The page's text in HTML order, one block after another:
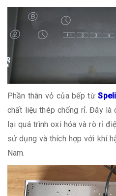
Phần thân vỏ của bếp từ
chất liệu thép chống rỉ. Đây là
lại quá trình oxi hóa và rò rỉ
sử dụng và thích hợp với khí
Nam.